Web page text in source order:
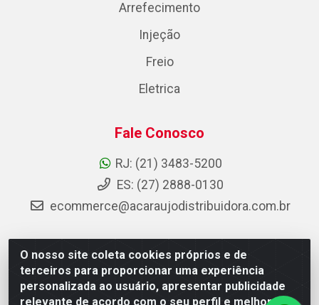
O nosso site coleta cookies próprios e de
terceiros para proporcionar uma experiência
personalizada ao usuário, apresentar publicidade
relevante de acordo com o seu perfil e melhorar a
Arrefecimento
Injeção
Freio
Eletrica
Fale Conosco
RJ: (21) 3483-5200
ES: (27) 2888-0130
ecommerce@acaraujodistribuidora.com.br
AC Araujo Distribuidora - Rua Carneiro de Campos, 42 -
São Cristóvão, Rio de Janeiro/RJ - CEP 20.920-410 -
CNPJ 08.744.753/0003-85